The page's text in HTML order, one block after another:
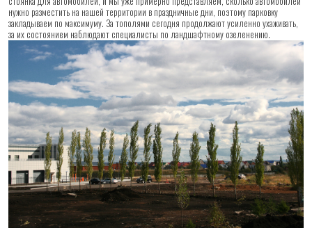
нужно разместить на нашей территории в праздничные дни, поэтому парковку
закладываем по максимуму. За тополями сегодня продолжают усиленно ухаживать,
за их состоянием наблюдают специалисты по ландшафтному озеленению.